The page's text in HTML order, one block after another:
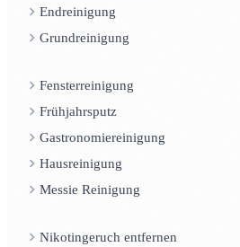
Endreinigung
Grundreinigung
Fensterreinigung
Frühjahrsputz
Gastronomiereinigung
Hausreinigung
Messie Reinigung
Nikotingeruch entfernen